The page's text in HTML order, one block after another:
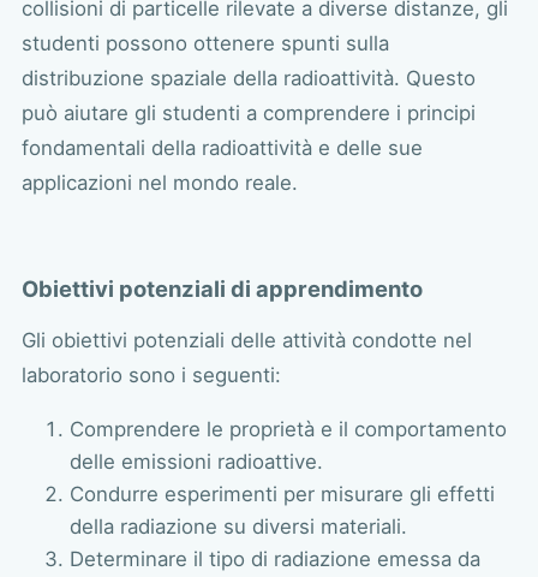
collisioni di particelle rilevate a diverse distanze, gli
studenti possono ottenere spunti sulla
distribuzione spaziale della radioattività. Questo
può aiutare gli studenti a comprendere i principi
fondamentali della radioattività e delle sue
applicazioni nel mondo reale.
Obiettivi potenziali di apprendimento
Gli obiettivi potenziali delle attività condotte nel
laboratorio sono i seguenti:
Comprendere le proprietà e il comportamento
delle emissioni radioattive.
Condurre esperimenti per misurare gli effetti
della radiazione su diversi materiali.
Determinare il tipo di radiazione emessa da